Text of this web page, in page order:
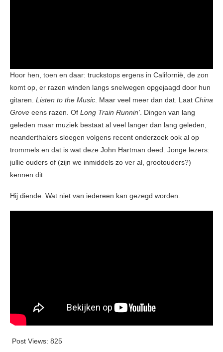
Hoor hen, toen en daar: truckstops ergens in Californië, de zon
komt op, er razen winden langs snelwegen opgejaagd door hun
gitaren. Listen to the Music. Maar veel meer dan dat. Laat China
Grove eens razen. Of Long Train Runnin’. Dingen van lang
geleden maar muziek bestaat al veel langer dan lang geleden,
neanderthalers sloegen volgens recent onderzoek ook al op
trommels en dat is wat deze John Hartman deed. Jonge lezers:
jullie ouders of (zijn we inmiddels zo ver al, grootouders?)
kennen dit.
Hij diende. Wat niet van iedereen kan gezegd worden.
Post Views: 825